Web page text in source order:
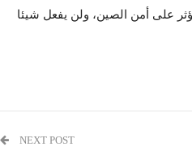
على أمن الصين، ولن يفعل شيئا
NEXT POST